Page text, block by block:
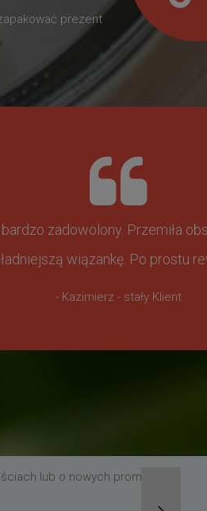
prezent
zadowolony. Przemiła
wiązankę. Po prostu
- Kazimierz - stały Klient
lub o nowych promocjach,